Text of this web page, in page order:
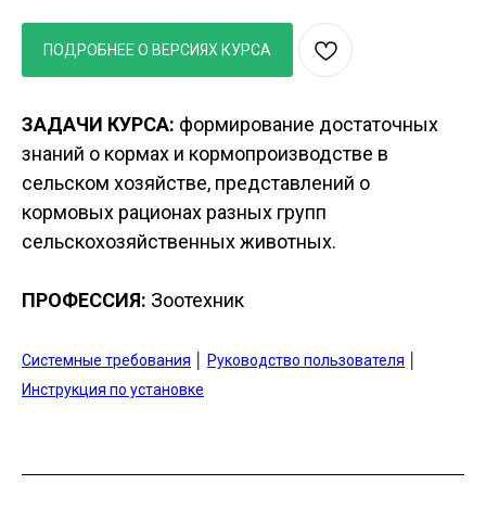
ПОДРОБНЕЕ О ВЕРСИЯХ КУРСА
ЗАДАЧИ КУРСА: формирование достаточных
знаний о кормах и кормопроизводстве в
сельском хозяйстве, представлений о
кормовых рационах разных групп
сельскохозяйственных животных.
ПРОФЕССИЯ: Зоотехник
Системные требования Руководство пользователя
Инструкция по установке